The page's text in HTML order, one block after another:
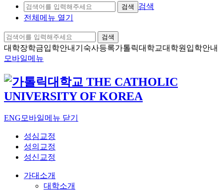
검색
검색
전체메뉴 열기
검색
대학장학금입학안내 기숙사등록가톨릭대학교대학원입학안내
모바일메뉴
ENG 모바일메뉴 닫기
성심교정
성의교정
성신교정
가대소개
대학소개